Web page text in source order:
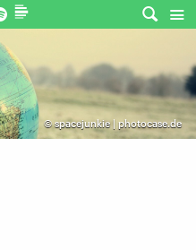
©spacejunkie | photocase.de